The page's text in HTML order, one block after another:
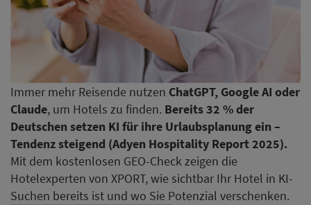
Immer mehr Reisende nutzen ChatGPT, Google AI oder
Claude, um Hotels zu finden. Bereits 32 % der
Deutschen setzen KI für ihre Urlaubsplanung ein –
Tendenz steigend (Adyen Hospitality Report 2025).
Mit dem kostenlosen GEO-Check zeigen die
Hotelexperten von XPORT, wie sichtbar Ihr Hotel in KI-
Suchen bereits ist und wo Sie Potenzial verschenken.